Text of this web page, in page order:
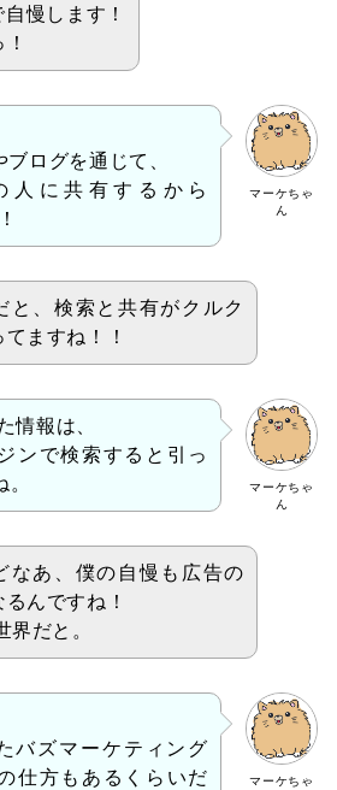
慢します！
マーケちゃ
ん
ブログを通じて、
人に共有するから
と、検索と共有がクルク
ますね！！
マーケちゃ
ん
情報は、
ンで検索すると引っ
なあ、僕の自慢も広告の
んですね！
界だと。
マーケちゃ
バズマーケティング
仕方もあるくらいだ